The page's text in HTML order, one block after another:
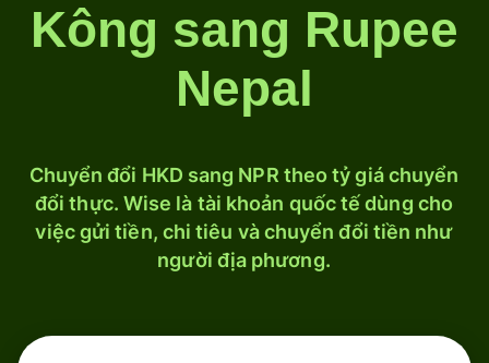
Kông sang Rupee
Nepal
Chuyển đổi HKD sang NPR theo tỷ giá chuyển
đổi thực. Wise là tài khoản quốc tế dùng cho
việc gửi tiền, chi tiêu và chuyển đổi tiền như
người địa phương.